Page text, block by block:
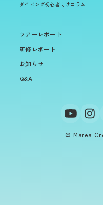
ダイビング初心者向けコラム
ツアーレポート
研修レポート
お知らせ
Q&A
© Marea